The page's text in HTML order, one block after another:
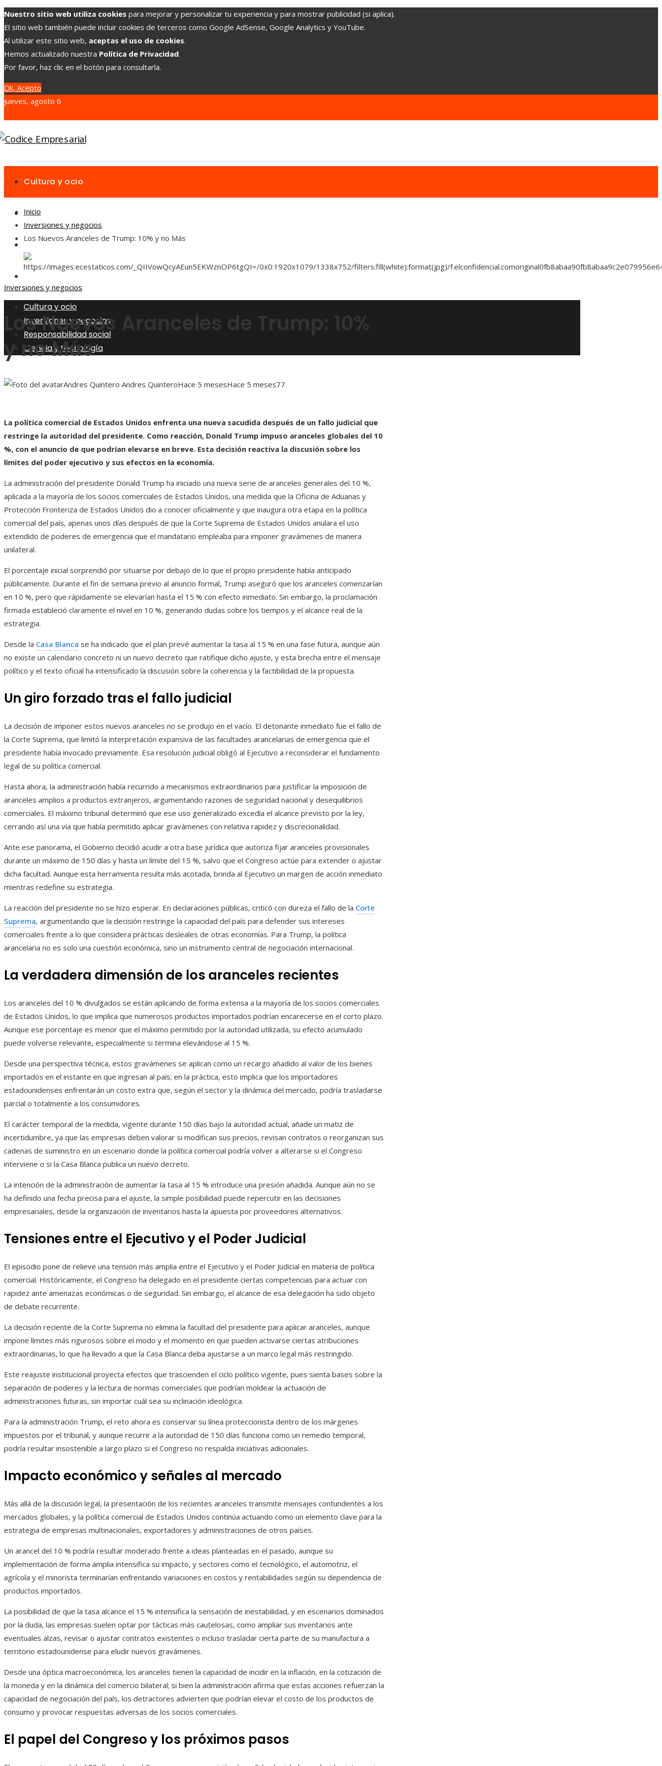
Nuestro sitio web utiliza cookies para mejorar y personalizar tu experiencia y para mostrar publicidad (si aplica).
El sitio web también puede incluir cookies de terceros como Google AdSense, Google Analytics y YouTube.
Al utilizar este sitio web, aceptas el uso de cookies.
Hemos actualizado nuestra Política de Privacidad.
Por favor, haz clic en el botón para consultarla.
Ok, Acepto
jueves, agosto 6
Cultura y ocio
Inversiones y negocios
Responsabilidad social
Cultura y ocio
Inversiones y negocios
Responsabilidad social
Ciencia y tecnología
Inicio
Inversiones y negocios
Los Nuevos Aranceles de Trump: 10% y no Más
Inversiones y negocios
Los Nuevos Aranceles de Trump: 10%
y no Más
Andres Quintero Andres QuinteroHace 5 mesesHace 5 meses77
La política comercial de Estados Unidos enfrenta una nueva sacudida después de un fallo judicial que
restringe la autoridad del presidente. Como reacción, Donald Trump impuso aranceles globales del 10
%, con el anuncio de que podrían elevarse en breve. Esta decisión reactiva la discusión sobre los
límites del poder ejecutivo y sus efectos en la economía.
La administración del presidente Donald Trump ha iniciado una nueva serie de aranceles generales del 10 %,
aplicada a la mayoría de los socios comerciales de Estados Unidos, una medida que la Oficina de Aduanas y
Protección Fronteriza de Estados Unidos dio a conocer oficialmente y que inaugura otra etapa en la política
comercial del país, apenas unos días después de que la Corte Suprema de Estados Unidos anulara el uso
extendido de poderes de emergencia que el mandatario empleaba para imponer gravámenes de manera
unilateral.
El porcentaje inicial sorprendió por situarse por debajo de lo que el propio presidente había anticipado
públicamente. Durante el fin de semana previo al anuncio formal, Trump aseguró que los aranceles comenzarían
en 10 %, pero que rápidamente se elevarían hasta el 15 % con efecto inmediato. Sin embargo, la proclamación
firmada estableció claramente el nivel en 10 %, generando dudas sobre los tiempos y el alcance real de la
estrategia.
Desde la Casa Blanca se ha indicado que el plan prevé aumentar la tasa al 15 % en una fase futura, aunque aún
no existe un calendario concreto ni un nuevo decreto que ratifique dicho ajuste, y esta brecha entre el mensaje
político y el texto oficial ha intensificado la discusión sobre la coherencia y la factibilidad de la propuesta.
Un giro forzado tras el fallo judicial
La decisión de imponer estos nuevos aranceles no se produjo en el vacío. El detonante inmediato fue el fallo de
la Corte Suprema, que limitó la interpretación expansiva de las facultades arancelarias de emergencia que el
presidente había invocado previamente. Esa resolución judicial obligó al Ejecutivo a reconsiderar el fundamento
legal de su política comercial.
Hasta ahora, la administración había recurrido a mecanismos extraordinarios para justificar la imposición de
aranceles amplios a productos extranjeros, argumentando razones de seguridad nacional y desequilibrios
comerciales. El máximo tribunal determinó que ese uso generalizado excedía el alcance previsto por la ley,
cerrando así una vía que había permitido aplicar gravámenes con relativa rapidez y discrecionalidad.
Ante ese panorama, el Gobierno decidió acudir a otra base jurídica que autoriza fijar aranceles provisionales
durante un máximo de 150 días y hasta un límite del 15 %, salvo que el Congreso actúe para extender o ajustar
dicha facultad. Aunque esta herramienta resulta más acotada, brinda al Ejecutivo un margen de acción inmediato
mientras redefine su estrategia.
La reacción del presidente no se hizo esperar. En declaraciones públicas, criticó con dureza el fallo de la Corte
Suprema, argumentando que la decisión restringe la capacidad del país para defender sus intereses
comerciales frente a lo que considera prácticas desleales de otras economías. Para Trump, la política
arancelaria no es solo una cuestión económica, sino un instrumento central de negociación internacional.
La verdadera dimensión de los aranceles recientes
Los aranceles del 10 % divulgados se están aplicando de forma extensa a la mayoría de los socios comerciales
de Estados Unidos, lo que implica que numerosos productos importados podrían encarecerse en el corto plazo.
Aunque ese porcentaje es menor que el máximo permitido por la autoridad utilizada, su efecto acumulado
puede volverse relevante, especialmente si termina elevándose al 15 %.
Desde una perspectiva técnica, estos gravámenes se aplican como un recargo añadido al valor de los bienes
importados en el instante en que ingresan al país; en la práctica, esto implica que los importadores
estadounidenses enfrentarán un costo extra que, según el sector y la dinámica del mercado, podría trasladarse
parcial o totalmente a los consumidores.
El carácter temporal de la medida, vigente durante 150 días bajo la autoridad actual, añade un matiz de
incertidumbre, ya que las empresas deben valorar si modifican sus precios, revisan contratos o reorganizan sus
cadenas de suministro en un escenario donde la política comercial podría volver a alterarse si el Congreso
interviene o si la Casa Blanca publica un nuevo decreto.
La intención de la administración de aumentar la tasa al 15 % introduce una presión añadida. Aunque aún no se
ha definido una fecha precisa para el ajuste, la simple posibilidad puede repercutir en las decisiones
empresariales, desde la organización de inventarios hasta la apuesta por proveedores alternativos.
Tensiones entre el Ejecutivo y el Poder Judicial
El episodio pone de relieve una tensión más amplia entre el Ejecutivo y el Poder Judicial en materia de política
comercial. Históricamente, el Congreso ha delegado en el presidente ciertas competencias para actuar con
rapidez ante amenazas económicas o de seguridad. Sin embargo, el alcance de esa delegación ha sido objeto
de debate recurrente.
La decisión reciente de la Corte Suprema no elimina la facultad del presidente para aplicar aranceles, aunque
impone límites más rigurosos sobre el modo y el momento en que pueden activarse ciertas atribuciones
extraordinarias, lo que ha llevado a que la Casa Blanca deba ajustarse a un marco legal más restringido.
Este reajuste institucional proyecta efectos que trascienden el ciclo político vigente, pues sienta bases sobre la
separación de poderes y la lectura de normas comerciales que podrían moldear la actuación de
administraciones futuras, sin importar cuál sea su inclinación ideológica.
Para la administración Trump, el reto ahora es conservar su línea proteccionista dentro de los márgenes
impuestos por el tribunal, y aunque recurrir a la autoridad de 150 días funciona como un remedio temporal,
podría resultar insostenible a largo plazo si el Congreso no respalda iniciativas adicionales.
Impacto económico y señales al mercado
Más allá de la discusión legal, la presentación de los recientes aranceles transmite mensajes contundentes a los
mercados globales, y la política comercial de Estados Unidos continúa actuando como un elemento clave para la
estrategia de empresas multinacionales, exportadores y administraciones de otros países.
Un arancel del 10 % podría resultar moderado frente a ideas planteadas en el pasado, aunque su
implementación de forma amplia intensifica su impacto, y sectores como el tecnológico, el automotriz, el
agrícola y el minorista terminarían enfrentando variaciones en costos y rentabilidades según su dependencia de
productos importados.
La posibilidad de que la tasa alcance el 15 % intensifica la sensación de inestabilidad, y en escenarios dominados
por la duda, las empresas suelen optar por tácticas más cautelosas, como ampliar sus inventarios ante
eventuales alzas, revisar o ajustar contratos existentes o incluso trasladar cierta parte de su manufactura a
territorio estadounidense para eludir nuevos gravámenes.
Desde una óptica macroeconómica, los aranceles tienen la capacidad de incidir en la inflación, en la cotización de
la moneda y en la dinámica del comercio bilateral; si bien la administración afirma que estas acciones refuerzan la
capacidad de negociación del país, los detractores advierten que podrían elevar el costo de los productos de
consumo y provocar respuestas adversas de los socios comerciales.
El papel del Congreso y los próximos pasos